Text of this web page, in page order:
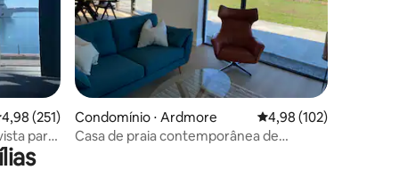
de uma avaliação média de 5, 251 avaliações
4,98 (251)
para
Condomínio ⋅ Ardmore 4,98 de uma avaliação
4,98 (102)
Casa de praia contemporânea de